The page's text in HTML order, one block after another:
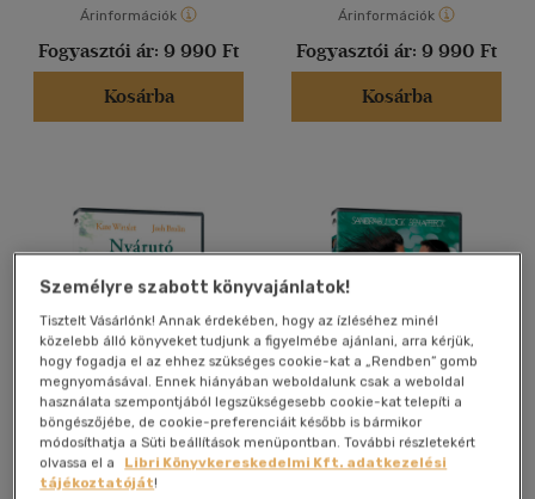
Árinformációk
Fogyasztói ár: 9 990 Ft
Kosárba
Árinformációk
Fogyasztói ár: 9 990 Ft
Kosárba
Nyárutó - DVD
Jason Reitman
Mint a hurrikán - DVD
Személyre szabott könyvajánlatok!
Tisztelt Vásárlónk! Annak érdekében, hogy az ízléséhez minél
közelebb álló könyveket tudjunk a figyelmébe ajánlani, arra kérjük,
hogy fogadja el az ehhez szükséges cookie-kat a „Rendben” gomb
megnyomásával. Ennek hiányában weboldalunk csak a weboldal
használata szempontjából legszükségesebb cookie-kat telepíti a
böngészőjébe, de cookie-preferenciáit később is bármikor
módosíthatja a Süti beállítások menüpontban. További részletekért
olvassa el a
Libri Könyvkereskedelmi Kft. adatkezelési
tájékoztatóját!